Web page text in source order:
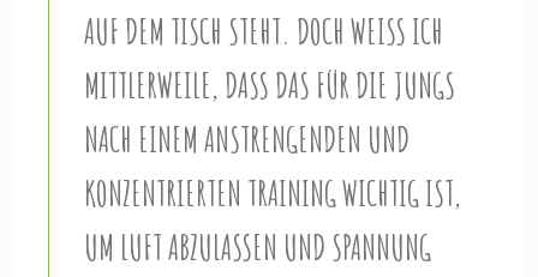
AUF DEM TISCH STEHT. DOCH WEISS ICH M
ITTLERWEILE, DASS DAS FÜR DIE JUNGS N
ACH EINEM ANSTRENGENDEN UND K
ONZENTRIERTEN TRAINING WICHTIG IST, U
M LUFT ABZULASSEN UND SPANNUNG A